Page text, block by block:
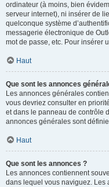
ordinateur (à moins, bien
serveur internet), ni insérer de
quelconque système
messagerie électronique de
mot de passe, etc. Pour insérer
Haut
Que sont les annonces
Les annonces générales
vous devriez consulter en
et dans le panneau de contrôle
annonces générales sont
Haut
Que sont les annonces ?
Les annonces contiennent
dans lequel vous naviguez. Les